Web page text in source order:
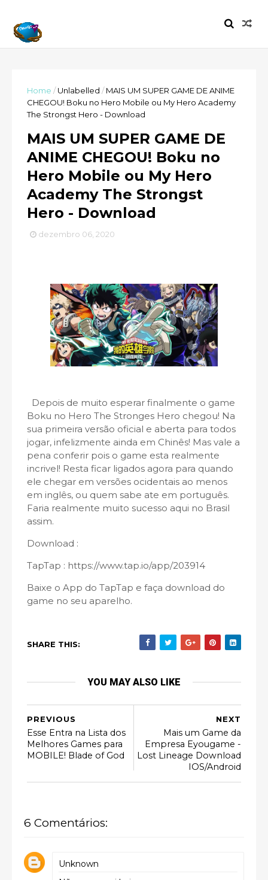
Home /Unlabelled / MAIS UM SUPER GAME DE ANIME
CHEGOU! Boku no Hero Mobile ou My Hero Academy
The Strongst Hero - Download
MAIS UM SUPER GAME DE
ANIME CHEGOU! Boku no
Hero Mobile ou My Hero
Academy The Strongst
Hero - Download
dezembro 06, 2020
Depois de muito esperar finalmente o game
Boku no Hero The Stronges Hero chegou! Na
sua primeira versão oficial e aberta para todos
jogar, infelizmente ainda em Chinês! Mas vale a
pena conferir pois o game esta realmente
incrivel! Resta ficar ligados agora para quando
ele chegar em versões ocidentais ao menos
em inglês, ou quem sabe ate em português.
Faria realmente muito sucesso aqui no Brasil
assim.
Download :
TapTap : https://www.tap.io/app/203914
Baixe o App do TapTap e faça download do
game no seu aparelho.
SHARE THIS:
YOU MAY ALSO LIKE
NEXT
Mais um Game da
Empresa Eyougame -
Lost Lineage Download
IOS/Android
PREVIOUS
Esse Entra na Lista dos
Melhores Games para
MOBILE! Blade of God
6 Comentários:
Unknown